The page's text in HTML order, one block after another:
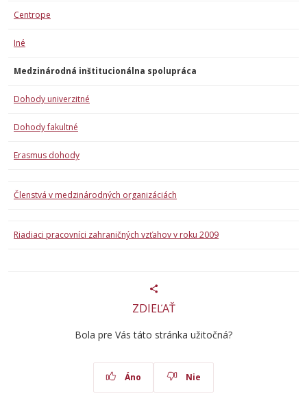
Centrope
Iné
Medzinárodná inštitucionálna spolupráca
Dohody univerzitné
Dohody fakultné
Erasmus dohody
Členstvá v medzinárodných organizáciách
Riadiaci pracovníci zahraničných vzťahov v roku 2009
ZDIEĽAŤ
Bola pre Vás táto stránka užitočná?
Áno Nie